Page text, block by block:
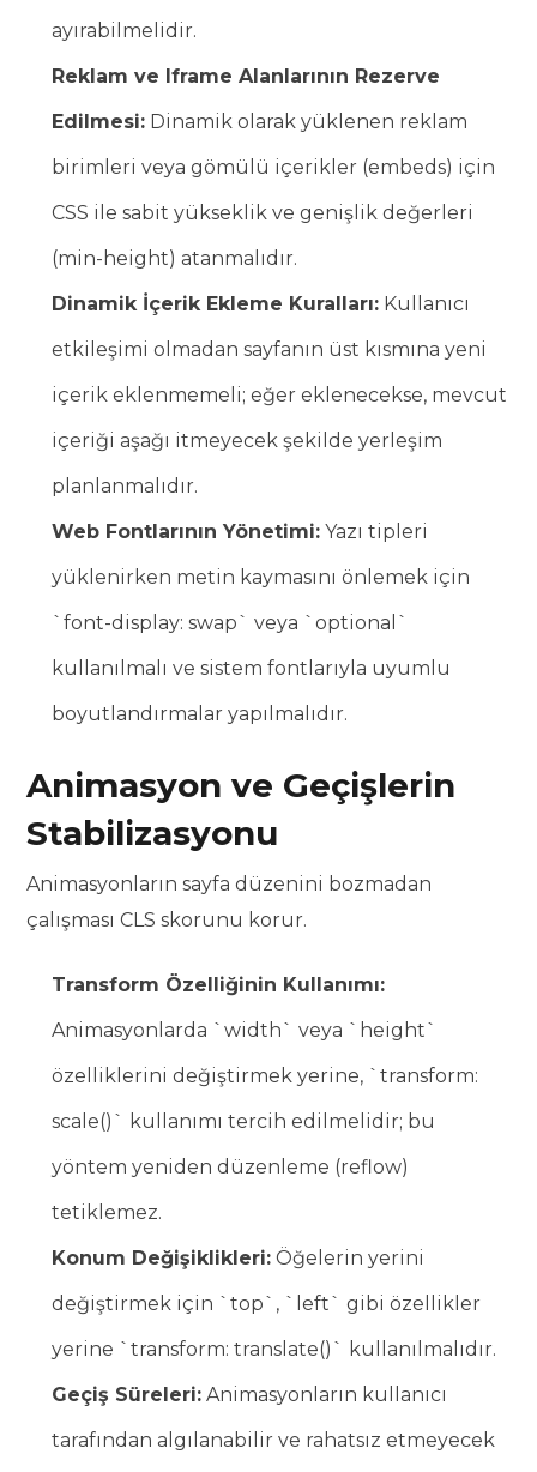
ayırabilmelidir.
Reklam ve Iframe Alanlarının Rezerve
Edilmesi: Dinamik olarak yüklenen reklam
birimleri veya gömülü içerikler (embeds) için
CSS ile sabit yükseklik ve genişlik değerleri
(min-height) atanmalıdır.
Dinamik İçerik Ekleme Kuralları: Kullanıcı
etkileşimi olmadan sayfanın üst kısmına yeni
içerik eklenmemeli; eğer eklenecekse, mevcut
içeriği aşağı itmeyecek şekilde yerleşim
planlanmalıdır.
Web Fontlarının Yönetimi: Yazı tipleri
yüklenirken metin kaymasını önlemek için
`font-display: swap` veya `optional`
kullanılmalı ve sistem fontlarıyla uyumlu
boyutlandırmalar yapılmalıdır.
Animasyon ve Geçişlerin
Stabilizasyonu
Animasyonların sayfa düzenini bozmadan
çalışması CLS skorunu korur.
Transform Özelliğinin Kullanımı:
Animasyonlarda `width` veya `height`
özelliklerini değiştirmek yerine, `transform:
scale()` kullanımı tercih edilmelidir; bu
yöntem yeniden düzenleme (reflow)
tetiklemez.
Konum Değişiklikleri: Öğelerin yerini
değiştirmek için `top`, `left` gibi özellikler
yerine `transform: translate()` kullanılmalıdır.
Geçiş Süreleri: Animasyonların kullanıcı
tarafından algılanabilir ve rahatsız etmeyecek